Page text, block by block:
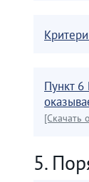
Пункт 6
[Скачать
5.